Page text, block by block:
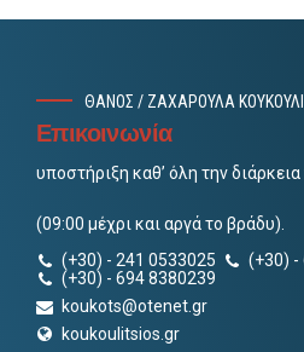
ΘΑΝΟΣ / ΖΑΧΑΡΟΥΛΑ
Επικοινωνία
υποστήριξη καθ’ όλη την
(09:00 μέχρι και αργά το βράδυ).
(+30) - 241 0533025
(+30) -
(+30) - 694 8380239
koukots@otenet.gr
koukoulitsios.gr